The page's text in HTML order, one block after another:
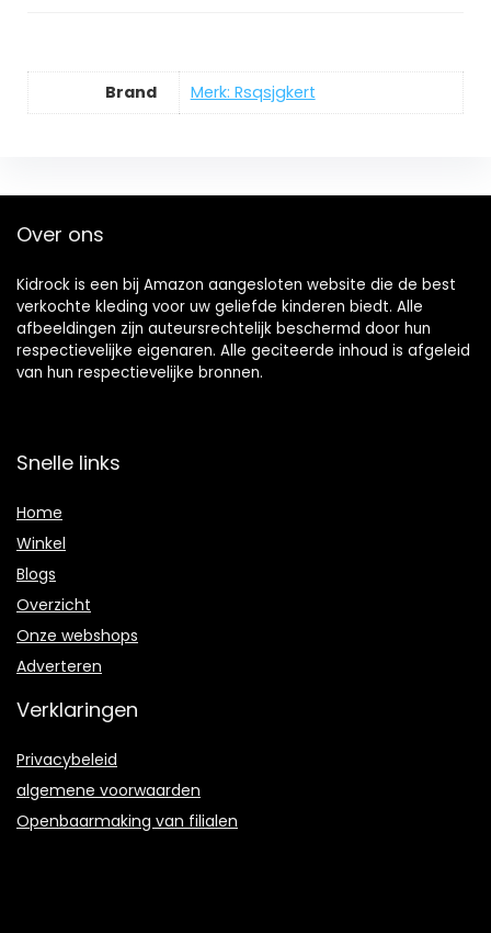
Brand Merk: Rsqsjgkert
Over ons
Kidrock is een bij Amazon aangesloten website die de best
verkochte kleding voor uw geliefde kinderen biedt. Alle
afbeeldingen zijn auteursrechtelijk beschermd door hun
respectievelijke eigenaren. Alle geciteerde inhoud is afgeleid
van hun respectievelijke bronnen.
Snelle links
Home
Winkel
Blogs
Overzicht
Onze webshops
Adverteren
Verklaringen
Privacybeleid
algemene voorwaarden
Openbaarmaking van filialen